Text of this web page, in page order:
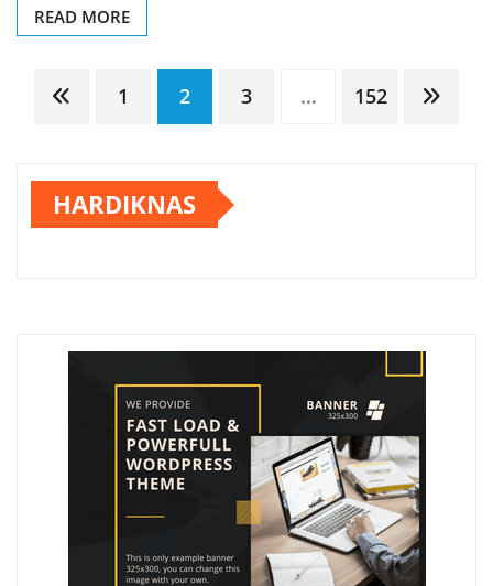
READ MORE
Paginasi
pos
1 2 3 … 152
HARDIKNAS